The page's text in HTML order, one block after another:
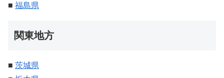
■ 福島県
関東地方
■ 茨城県